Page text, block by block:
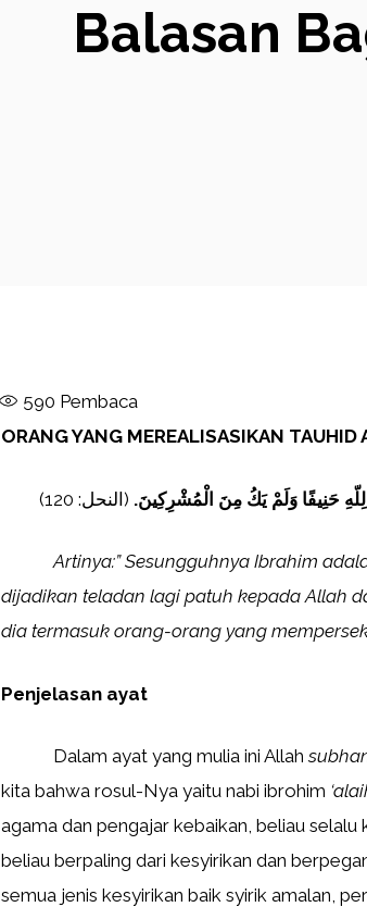
Balasan
590 Pembaca
ORANG YANG MEREALISASIKAN TAUHID
لِلّهِ حَنِيفًا وَلَمْ يَكُ مِنَ الْمُشْرِكِينَ. (النحل: 120)
Artinya:” Sesungguhnya Ibrahim
dijadikan teladan lagi patuh kepada Allah
dia termasuk orang-orang yang
Penjelasan ayat
Dalam ayat yang mulia ini Allah
kita bahwa rosul-Nya yaitu nabi ibrohim
agama dan pengajar kebaikan, beliau selalu
beliau berpaling dari kesyirikan dan
semua jenis kesyirikan baik syirik amalan,